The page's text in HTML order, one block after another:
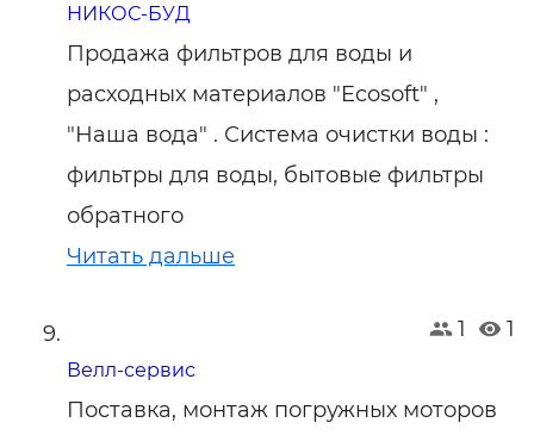
НИКОС-БУД
Продажа фильтров для воды и
расходных материалов "Ecosoft" ,
"Наша вода" . Система очистки воды :
фильтры для воды, бытовые фильтры
обратного
Читать дальше
1 1
Велл-сервис
Поставка, монтаж погружных моторов